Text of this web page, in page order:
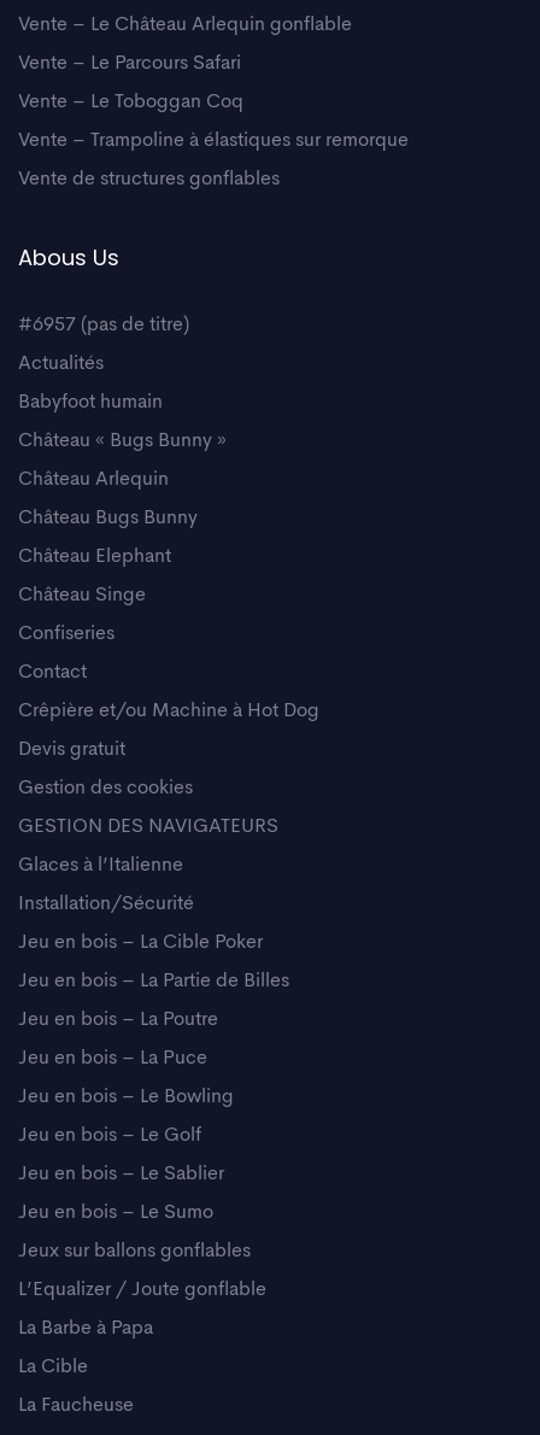
Vente – Le Château Arlequin gonflable
Vente – Le Parcours Safari
Vente – Le Toboggan Coq
Vente – Trampoline à élastiques sur remorque
Vente de structures gonflables
Abous Us
#6957 (pas de titre)
Actualités
Babyfoot humain
Château « Bugs Bunny »
Château Arlequin
Château Bugs Bunny
Château Elephant
Château Singe
Confiseries
Contact
Crêpière et/ou Machine à Hot Dog
Devis gratuit
Gestion des cookies
GESTION DES NAVIGATEURS
Glaces à l’Italienne
Installation/Sécurité
Jeu en bois – La Cible Poker
Jeu en bois – La Partie de Billes
Jeu en bois – La Poutre
Jeu en bois – La Puce
Jeu en bois – Le Bowling
Jeu en bois – Le Golf
Jeu en bois – Le Sablier
Jeu en bois – Le Sumo
Jeux sur ballons gonflables
L’Equalizer / Joute gonflable
La Barbe à Papa
La Cible
La Faucheuse